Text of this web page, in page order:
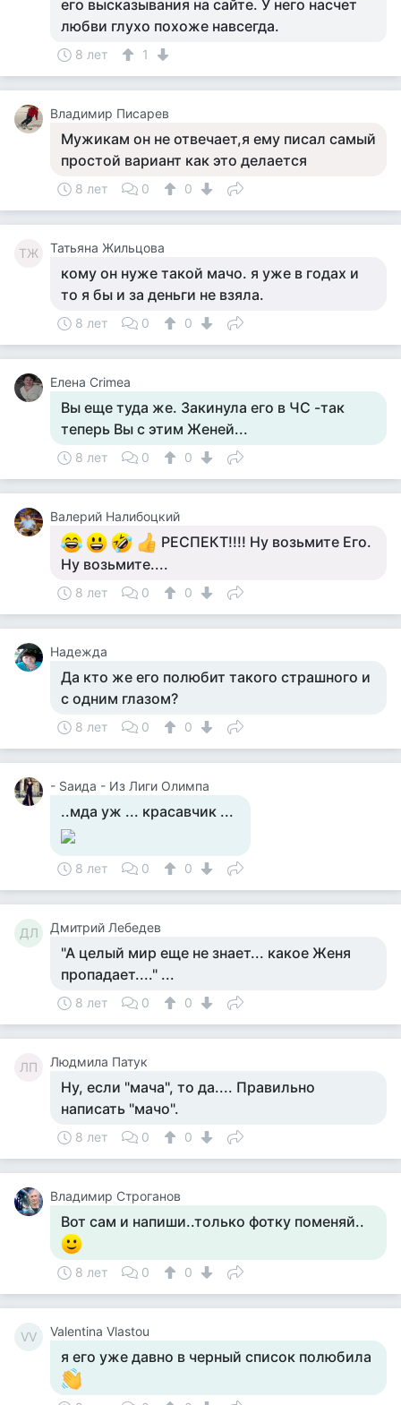
его высказывания на сайте. У него насчет
любви глухо похоже навсегда.
8 лет 1
Владимир Писарев
Мужикам он не отвечает,я ему писал самый
простой вариант как это делается
8 лет 0 0
ТЖ Татьяна Жильцова
кому он нуже такой мачо. я уже в годах и
то я бы и за деньги не взяла.
8 лет 0 0
Елена Crimea
Вы еще туда же. Закинула его в ЧС -так
теперь Вы с этим Женей...
8 лет 0 0
Валерий Налибоцкий
РЕСПЕКТ!!!! Ну возьмите Его.
Ну возьмите....
8 лет 0 0
Надежда
Да кто же его полюбит такого страшного и
с одним глазом?
8 лет 0 0
- Sаида - Из Лиги Олимпа
..мда уж ... красавчик ...
8 лет 0 0
ДЛ Дмитрий Лебедев
"А целый мир еще не знает... какое Женя
пропадает...." ...
8 лет 0 0
ЛП Людмила Патук
Ну, если "мача", то да.... Правильно
написать "мачо".
8 лет 0 0
Владимир Строганов
Вот сам и напиши..только фотку поменяй..
8 лет 0 0
VV Valentina Vlastou
я его уже давно в черный список полюбила